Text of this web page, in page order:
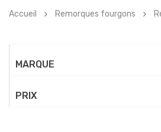
Accueil Remorques fourgons
MARQUE
PRIX